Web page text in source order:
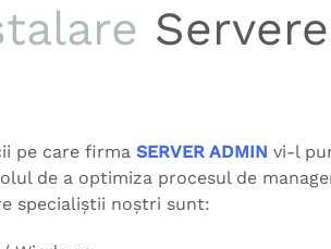
Servere
pe care firma SERVER ADMIN vi-l
de a optimiza procesul de
specialiștii noștri sunt: